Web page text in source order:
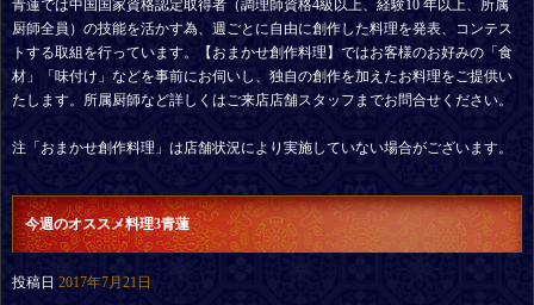
青蓮では中国国家資格認定取得者（調理師資格4級以上、経験10 年以上、所属
厨師全員）の技能を活かす為、週ごとに自由に創作した料理を発表、コンテス
トする取組を行っています。【おまかせ創作料理】ではお客様のお好みの「食
材」「味付け」などを事前にお伺いし、独自の創作を加えたお料理をご提供い
たします。所属厨師など詳しくはご来店店舗スタッフまでお問合せください。
注「おまかせ創作料理」は店舗状況により実施していない場合がございます。
今週のオススメ料理3青蓮
投稿日 2017年7月21日